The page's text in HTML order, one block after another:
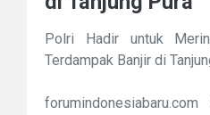
Polri Hadir untuk
Terdampak Banjir di